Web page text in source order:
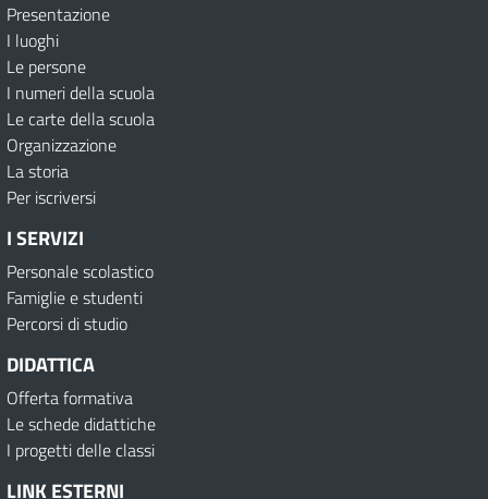
Presentazione
I luoghi
Le persone
I numeri della scuola
Le carte della scuola
Organizzazione
La storia
Per iscriversi
I SERVIZI
Personale scolastico
Famiglie e studenti
Percorsi di studio
DIDATTICA
Offerta formativa
Le schede didattiche
I progetti delle classi
LINK ESTERNI